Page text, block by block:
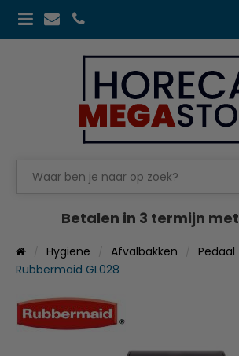
Betalen in 3 termijn met
Hygiene Afvalbakken
Pedaal
Rubbermaid GL028